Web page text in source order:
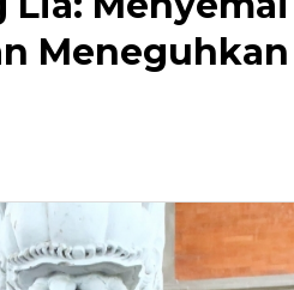
Meneguhkan